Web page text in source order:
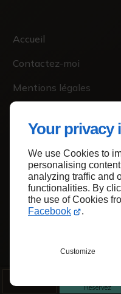
Your privacy
We use Cookies to
personalising
analyzing traffic and
functionalities. By
the use of Cookies
Facebook
.
Customize
Réservez
Accueil
Contactez-moi
Mentions légales